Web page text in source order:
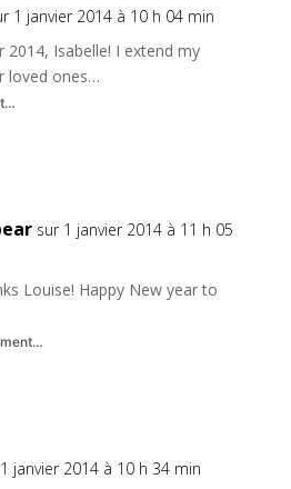
1 janvier 2014 à 10 h 04 min
2014, Isabelle! I extend my
loved ones…
sur 1 janvier 2014 à 11 h 05
Louise! Happy New year to
janvier 2014 à 10 h 34 min